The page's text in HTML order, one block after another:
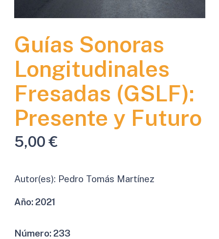
Guías Sonoras
Longitudinales
Fresadas (GSLF):
Presente y Futuro
5,00€
Autor(es): Pedro Tomás Martínez
Año:2021
Número:233